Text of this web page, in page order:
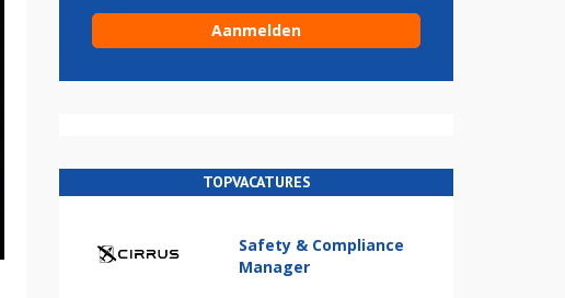
TOPVACATURES
Safety & Compliance
Manager